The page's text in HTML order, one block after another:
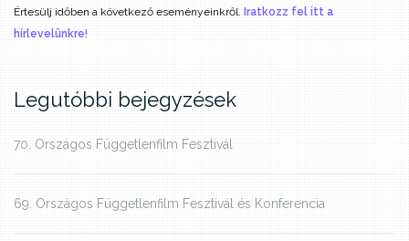
Értesülj időben a következő eseményeinkről. Iratkozz fel itt a
hírlevelünkre!
Legutóbbi bejegyzések
70. Országos Függetlenfilm Fesztivál
69. Országos Függetlenfilm Fesztivál és Konferencia